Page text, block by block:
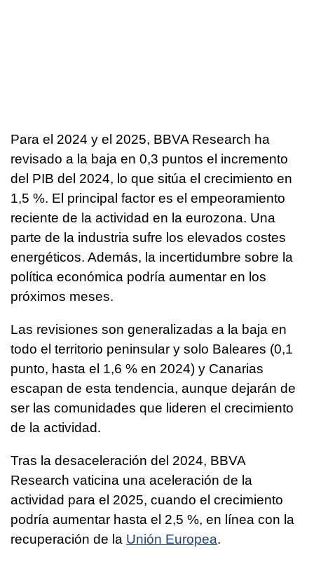
Para el 2024 y el 2025, BBVA Research ha
revisado a la baja en 0,3 puntos el incremento
del PIB del 2024, lo que sitúa el crecimiento en
1,5 %. El principal factor es el empeoramiento
reciente de la actividad en la eurozona. Una
parte de la industria sufre los elevados costes
energéticos. Además, la incertidumbre sobre la
política económica podría aumentar en los
próximos meses.
Las revisiones son generalizadas a la baja en
todo el territorio peninsular y solo Baleares (0,1
punto, hasta el 1,6 % en 2024) y Canarias
escapan de esta tendencia, aunque dejarán de
ser las comunidades que lideren el crecimiento
de la actividad.
Tras la desaceleración del 2024, BBVA
Research vaticina una aceleración de la
actividad para el 2025, cuando el crecimiento
podría aumentar hasta el 2,5 %, en línea con la
recuperación de la Unión Europea.